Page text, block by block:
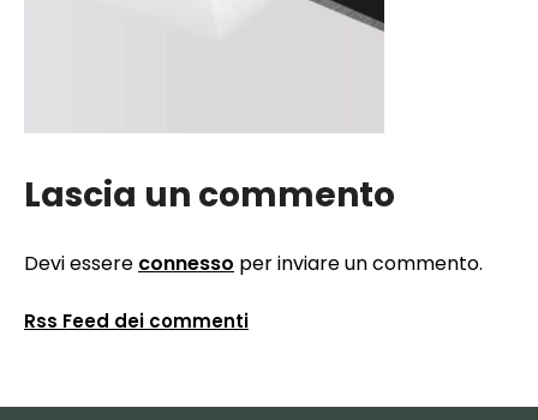
Lascia un commento
Devi essere connesso per inviare un commento.
Rss Feed dei commenti